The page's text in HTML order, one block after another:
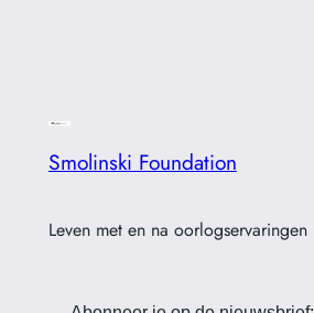
Smolinski Foundation
Leven met en na oorlogservaringen